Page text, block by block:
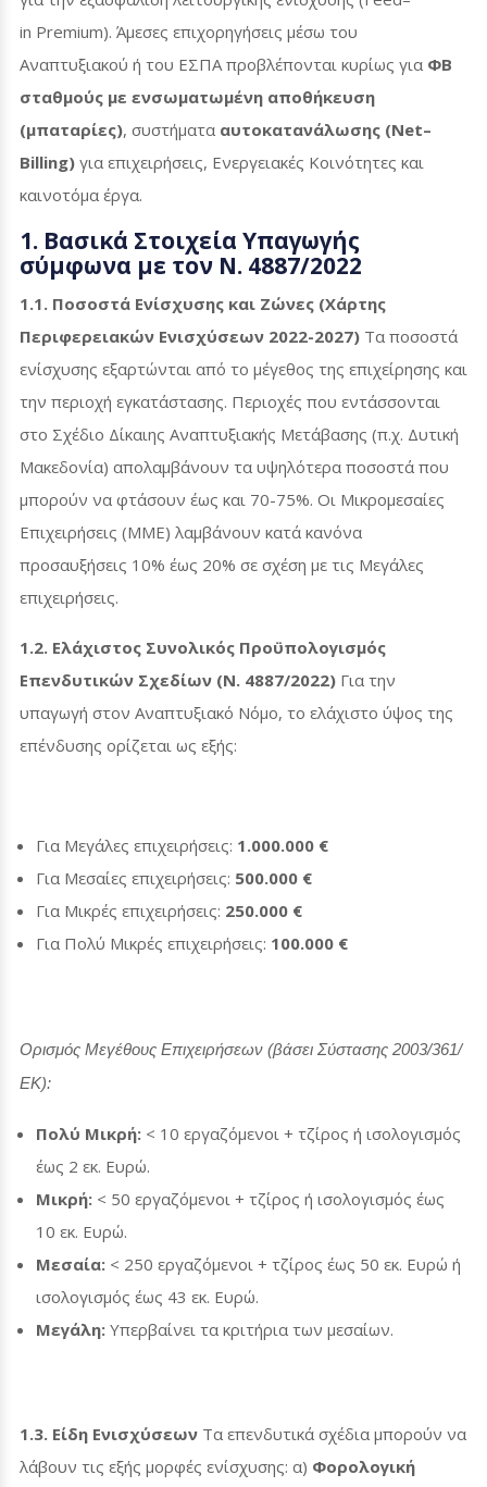
in Premium). Άμεσες επιχορηγήσεις μέσω του
Αναπτυξιακού ή του ΕΣΠΑ προβλέπονται κυρίως για ΦΒ
σταθμούς με ενσωματωμένη αποθήκευση
(μπαταρίες), συστήματα αυτοκατανάλωσης (Net–
Billing) για επιχειρήσεις, Ενεργειακές Κοινότητες και
καινοτόμα έργα.
1. Βασικά Στοιχεία Υπαγωγής
σύμφωνα με τον Ν. 4887/2022
1.1. Ποσοστά Ενίσχυσης και Ζώνες (Χάρτης
Περιφερειακών Ενισχύσεων 2022-2027) Τα ποσοστά
ενίσχυσης εξαρτώνται από το μέγεθος της επιχείρησης και
την περιοχή εγκατάστασης. Περιοχές που εντάσσονται
στο Σχέδιο Δίκαιης Αναπτυξιακής Μετάβασης (π.χ. Δυτική
Μακεδονία) απολαμβάνουν τα υψηλότερα ποσοστά που
μπορούν να φτάσουν έως και 70-75%. Οι Μικρομεσαίες
Επιχειρήσεις (ΜΜΕ) λαμβάνουν κατά κανόνα
προσαυξήσεις 10% έως 20% σε σχέση με τις Μεγάλες
επιχειρήσεις.
1.2. Ελάχιστος Συνολικός Προϋπολογισμός
Επενδυτικών Σχεδίων (Ν. 4887/2022) Για την
υπαγωγή στον Αναπτυξιακό Νόμο, το ελάχιστο ύψος της
επένδυσης ορίζεται ως εξής:
Για Μεγάλες επιχειρήσεις: 1.000.000 €
Για Μεσαίες επιχειρήσεις: 500.000 €
Για Μικρές επιχειρήσεις: 250.000 €
Για Πολύ Μικρές επιχειρήσεις: 100.000 €
Ορισμός Μεγέθους Επιχειρήσεων (βάσει Σύστασης 2003/361/
ΕΚ):
Πολύ Μικρή: < 10 εργαζόμενοι + τζίρος ή ισολογισμός
έως 2 εκ. Ευρώ.
Μικρή: < 50 εργαζόμενοι + τζίρος ή ισολογισμός έως
10 εκ. Ευρώ.
Μεσαία: < 250 εργαζόμενοι + τζίρος έως 50 εκ. Ευρώ ή
ισολογισμός έως 43 εκ. Ευρώ.
Μεγάλη: Υπερβαίνει τα κριτήρια των μεσαίων.
1.3. Είδη Ενισχύσεων Τα επενδυτικά σχέδια μπορούν να
λάβουν τις εξής μορφές ενίσχυσης: α) Φορολογική